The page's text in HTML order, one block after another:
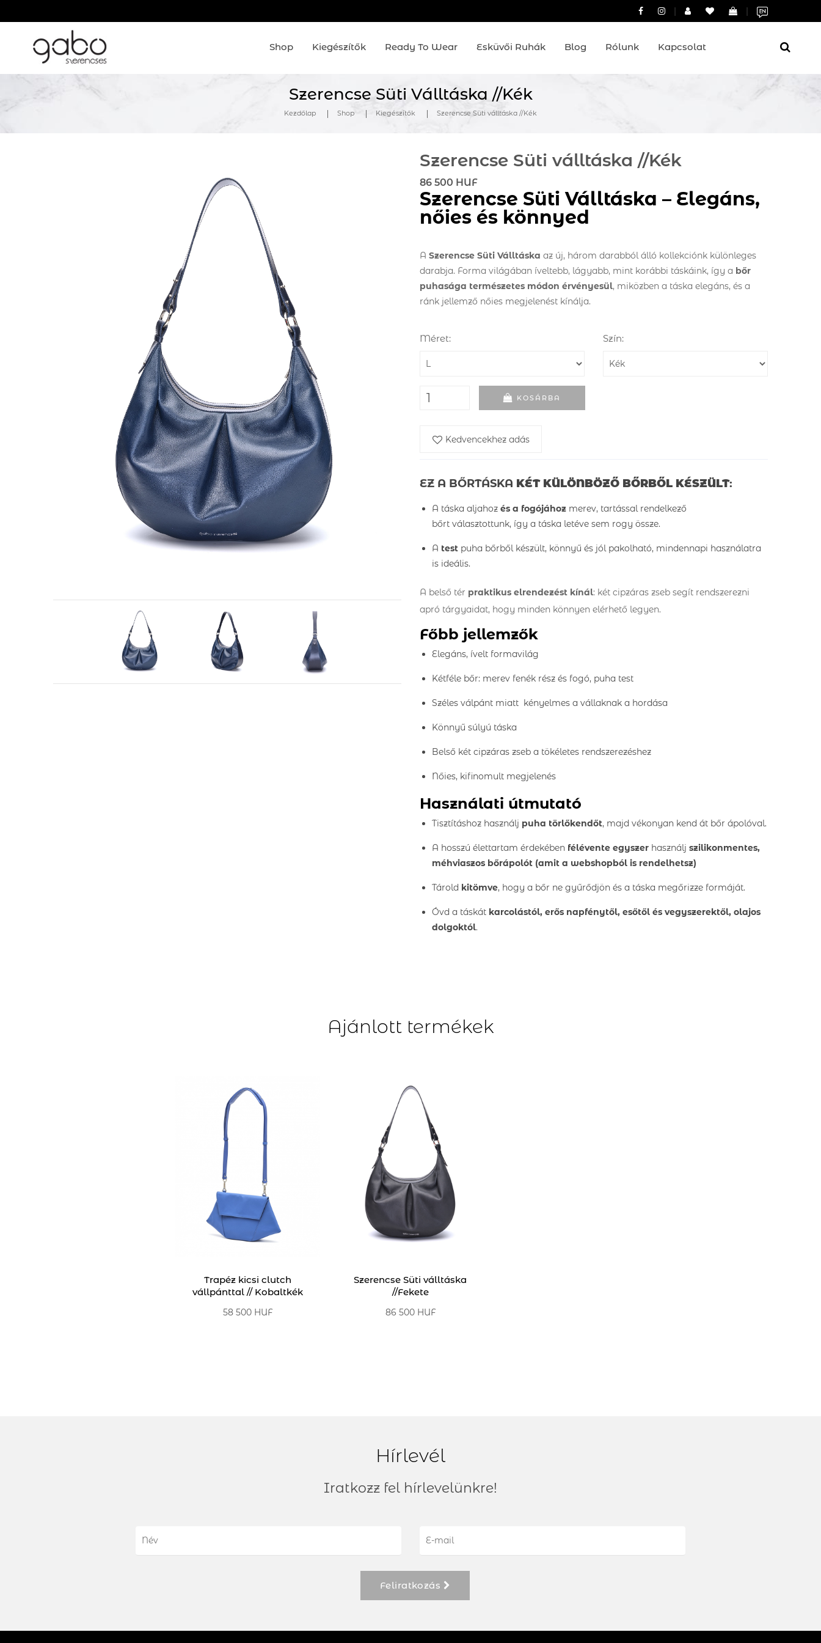
| |
Shop Kiegészítők Ready To Wear Esküvői Ruhák Blog Rólunk Kapcsolat
Szerencse Süti Válltáska //Kék
Kezdőlap Shop Kiegészítők Szerencse Süti válltáska //Kék
Szerencse Süti válltáska //Kék
86 500 HUF
Szerencse Süti Válltáska – Elegáns,
nőies és könnyed
A Szerencse Süti Válltáska az új, három darabból álló kollekciónk különleges
darabja. Forma világában íveltebb, lágyabb, mint korábbi táskáink, így a bőr
puhasága természetes módon érvényesül, miközben a táska elegáns, és a
ránk jellemző nőies megjelenést kínálja.
Méret: Szín:
KOSÁRBA
Kedvencekhez adás
EZ A BŐRTÁSKA KÉT KÜLÖNBÖZŐ BŐRBŐL KÉSZÜLT:
A táska aljahoz és a fogójához merev, tartással rendelkező
bőrt választottunk, így a táska letéve sem rogy össze.
A test puha bőrből készült, könnyű és jól pakolható, mindennapi használatra
is ideális.
A belső tér praktikus elrendezést kínál: két cipzáras zseb segít rendszerezni
apró tárgyaidat, hogy minden könnyen elérhető legyen.
Főbb jellemzők
Elegáns, ívelt formavilág
Kétféle bőr: merev fenék rész és fogó, puha test
Széles válpánt miatt kényelmes a vállaknak a hordása
Könnyű súlyú táska
Belső két cipzáras zseb a tökéletes rendszerezéshez
Nőies, kifinomult megjelenés
Használati útmutató
Tisztításhoz használj puha törlőkendőt, majd vékonyan kend át bőr ápolóval.
A hosszú élettartam érdekében félévente egyszer használj szilikonmentes,
méhviaszos bőrápolót (amit a webshopból is rendelhetsz)
Tárold kitömve, hogy a bőr ne gyűrődjön és a táska megőrizze formáját.
Óvd a táskát karcolástól, erős napfénytől, esőtől és vegyszerektől, olajos
dolgoktól.
Ajánlott termékek
Trapéz kicsi clutch
vállpánttal // Kobaltkék
58 500 HUF
Szerencse Süti válltáska
//Fekete
86 500 HUF
Hírlevél
Iratkozz fel hírlevelünkre!
Feliratkozás